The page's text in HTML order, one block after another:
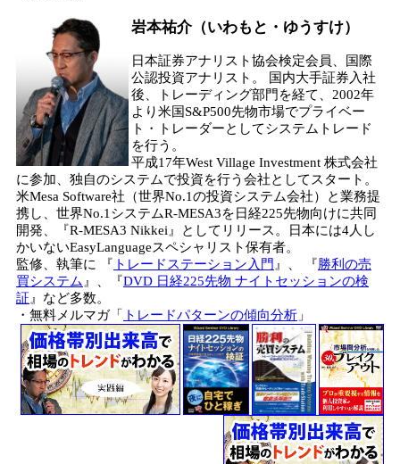
岩本祐介（いわもと・ゆうすけ）
日本証券アナリスト協会検定会員、国際
公認投資アナリスト。 国内大手証券入社
後、トレーディング部門を経て、2002年
より米国S&P500先物市場でプライベー
ト・トレーダーとしてシステムトレード
を行う。
平成17年West Village Investment 株式会社
に参加、独自のシステムで投資を行う会社としてスタート。
米Mesa Software社（世界No.1の投資システム会社）と業務提
携し、世界No.1システムR-MESA3を日経225先物向けに共同
開発、『R-MESA3 Nikkei』としてリリース。日本には4人し
かいないEasyLanguageスペシャリスト保有者。
監修、執筆に 『 トレードステーション入門 』、 『勝利の売
買システム 』、『DVD 日経225先物 ナイトセッションの検
証 』など多数。
・無料メルマガ「
トレードパターンの傾向分析 」